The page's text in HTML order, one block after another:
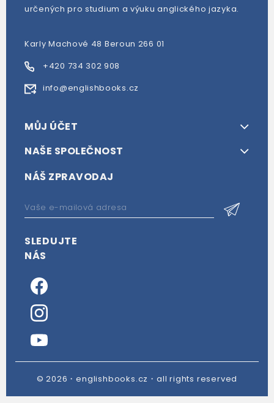
určených pro studium a výuku anglického jazyka.
Karly Machové 48 Beroun 266 01
+420 734 302 908
info@englishbooks.cz
MŮJ ÚČET
NAŠE SPOLEČNOST
NÁŠ ZPRAVODAJ
SLEDUJTE
NÁS
© 2026・englishbooks.cz・all rights reserved